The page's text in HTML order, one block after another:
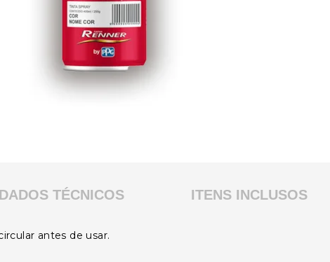
DADOS TÉCNICOS ITENS INCLUSOS
antes de usar.